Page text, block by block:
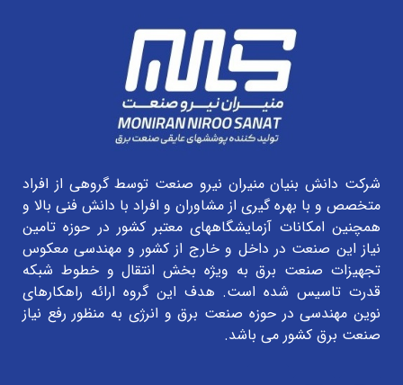
شرکت دانش بنیان منیران نیرو صنعت توسط گروهی از افراد
متخصص و با بهره گیری از مشاوران و افراد با دانش فنی بالا و
همچنین امکانات آزمایشگاههای معتبر کشور در حوزه تامین
نیاز این صنعت در داخل و خارج از کشور و مهندسی معکوس
تجهیزات صنعت برق به ویژه بخش انتقال و خطوط شبکه
قدرت تاسیس شده است. هدف این گروه ارائه راهکارهای
نوین مهندسی در حوزه صنعت برق و انرژی به منظور رفع نیاز
صنعت برق کشور می باشد.